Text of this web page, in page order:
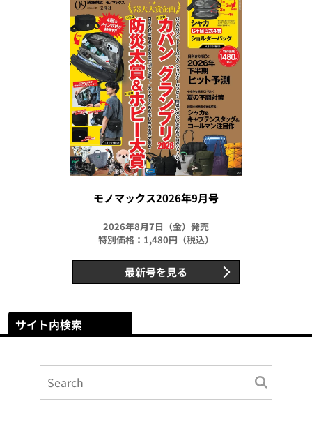
モノマックス2026年9月号
2026年8月7日（金）発売
特別価格：1,480円（税込）
最新号を見る
サイト内検索